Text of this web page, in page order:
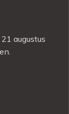
augustus